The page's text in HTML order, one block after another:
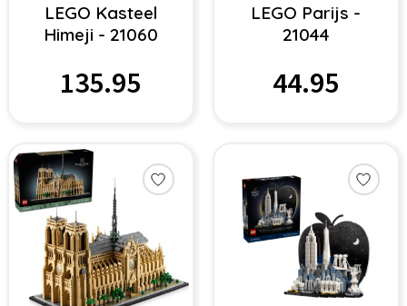
LEGO Kasteel
Himeji - 21060
135.95
LEGO Parijs -
21044
44.95